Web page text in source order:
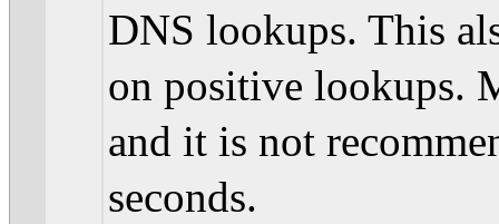
DNS lookups. This
on positive lookups.
and it is not
seconds.